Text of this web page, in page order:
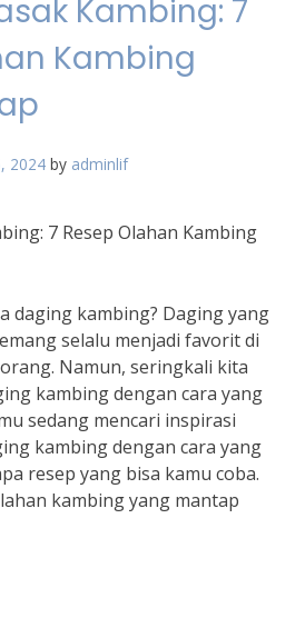
Kambing: 7
Kambing
2024 by adminlif
7 Resep Olahan Kambing
daging kambing? Daging yang
selalu menjadi favorit di
Namun, seringkali kita
kambing dengan cara yang
sedang mencari inspirasi
kambing dengan cara yang
resep yang bisa kamu coba.
kambing yang mantap